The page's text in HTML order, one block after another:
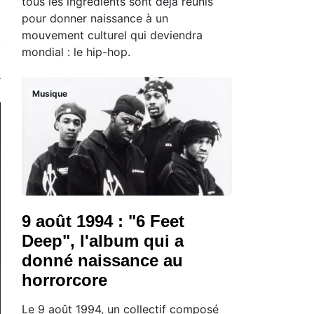
pour donner naissance à un
mouvement culturel qui deviendra
mondial : le hip-hop.
Musique
9 août 1994 : "6 Feet
Deep", l'album qui a
donné naissance au
horrorcore
Le 9 août 1994, un collectif composé